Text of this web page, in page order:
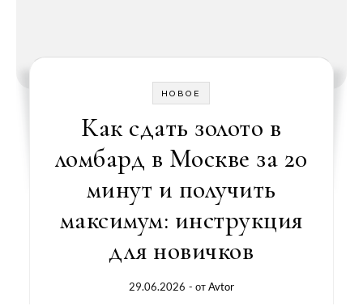
НОВОЕ
Как сдать золото в
ломбард в Москве за 20
минут и получить
максимум: инструкция
для новичков
29.06.2026 - отAvtor